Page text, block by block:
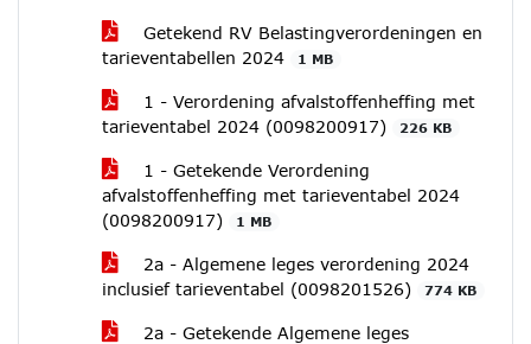
Getekend RV Belastingverordeningen en
tarieventabellen 2024
1 MB
1 - Verordening afvalstoffenheffing met
tarieventabel 2024 (0098200917)
226 KB
1 - Getekende Verordening
afvalstoffenheffing met tarieventabel 2024
(0098200917)
1 MB
2a - Algemene leges verordening 2024
inclusief tarieventabel (0098201526)
774 KB
2a - Getekende Algemene leges